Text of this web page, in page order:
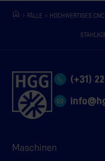
FÄLLE HOCHWERTIGES
(+31)
Maschinen